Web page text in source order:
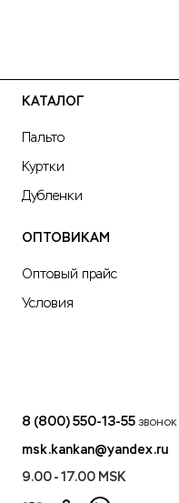
КАТАЛОГ
Пальто
Куртки
Дубленки
ОПТОВИКАМ
Оптовый прайс
Условия
8 (800) 550-13-55
msk.kankan@yandex.ru
9.00 - 17.00 MSK